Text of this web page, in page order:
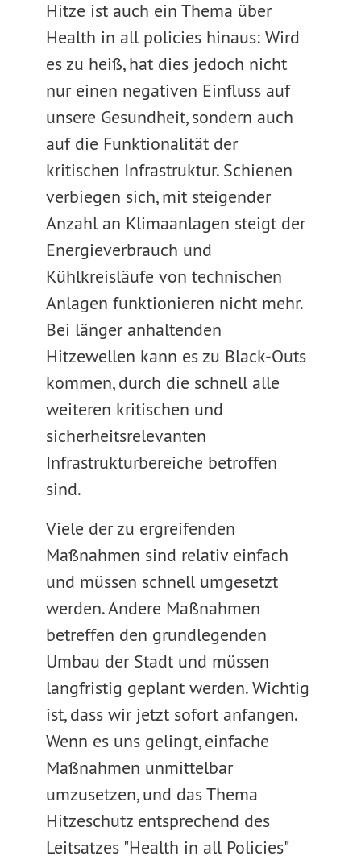
Hitze ist auch ein Thema über
Health in all policies hinaus: Wird
es zu heiß, hat dies jedoch nicht
nur einen negativen Einfluss auf
unsere Gesundheit, sondern auch
auf die Funktionalität der
kritischen Infrastruktur. Schienen
verbiegen sich, mit steigender
Anzahl an Klimaanlagen steigt der
Energieverbrauch und
Kühlkreisläufe von technischen
Anlagen funktionieren nicht mehr.
Bei länger anhaltenden
Hitzewellen kann es zu Black-Outs
kommen, durch die schnell alle
weiteren kritischen und
sicherheitsrelevanten
Infrastrukturbereiche betroffen
sind.
Viele der zu ergreifenden
Maßnahmen sind relativ einfach
und müssen schnell umgesetzt
werden. Andere Maßnahmen
betreffen den grundlegenden
Umbau der Stadt und müssen
langfristig geplant werden. Wichtig
ist, dass wir jetzt sofort anfangen.
Wenn es uns gelingt, einfache
Maßnahmen unmittelbar
umzusetzen, und das Thema
Hitzeschutz entsprechend des
Leitsatzes "Health in all Policies"